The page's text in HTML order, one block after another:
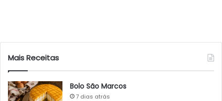
Mais Receitas
Bolo São Marcos
7 dias atrás